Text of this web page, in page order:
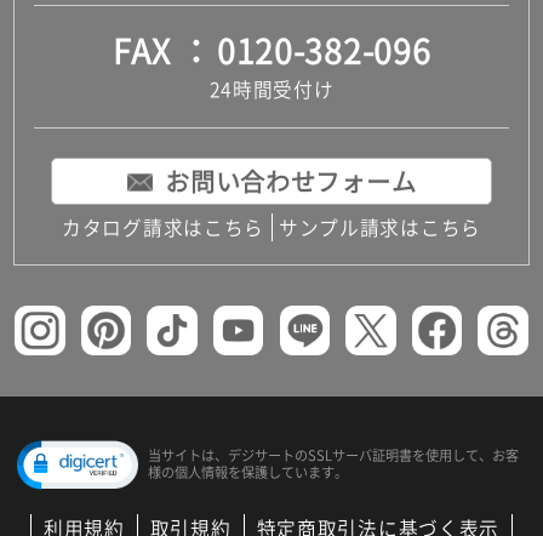
FAX 0120-382-096
24時間受付け
お問い合わせフォーム
カタログ請求はこちら サンプル請求はこちら
当サイトは、デジサートのSSLサーバ証明書を使用して、 お客
様の個人情報を保護しています。
利用規約 取引規約 特定商取引法に基づく表示